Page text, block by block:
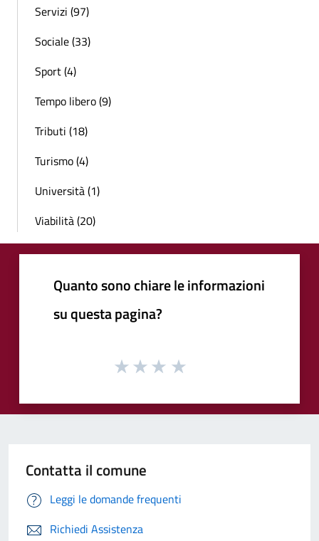
Servizi (97)
Sociale (33)
Sport (4)
Tempo libero (9)
Tributi (18)
Turismo (4)
Università (1)
Viabilità (20)
Quanto sono chiare le informazioni
su questa pagina?
Contatta il comune
Leggi le domande frequenti
Richiedi Assistenza